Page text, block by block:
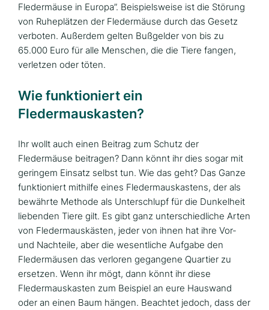
Fledermäuse in Europa”. Beispielsweise ist die Störung
von Ruheplätzen der Fledermäuse durch das Gesetz
verboten. Außerdem gelten Bußgelder von bis zu
65.000 Euro für alle Menschen, die die Tiere fangen,
verletzen oder töten.
Wie funktioniert ein
Fledermauskasten?
Ihr wollt auch einen Beitrag zum Schutz der
Fledermäuse beitragen? Dann könnt ihr dies sogar mit
geringem Einsatz selbst tun. Wie das geht? Das Ganze
funktioniert mithilfe eines Fledermauskastens, der als
bewährte Methode als Unterschlupf für die Dunkelheit
liebenden Tiere gilt. Es gibt ganz unterschiedliche Arten
von Fledermauskästen, jeder von ihnen hat ihre Vor-
und Nachteile, aber die wesentliche Aufgabe den
Fledermäusen das verloren gegangene Quartier zu
ersetzen. Wenn ihr mögt, dann könnt ihr diese
Fledermauskasten zum Beispiel an eure Hauswand
oder an einen Baum hängen. Beachtet jedoch, dass der